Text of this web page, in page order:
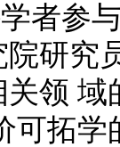
者参
研究
领
可拓